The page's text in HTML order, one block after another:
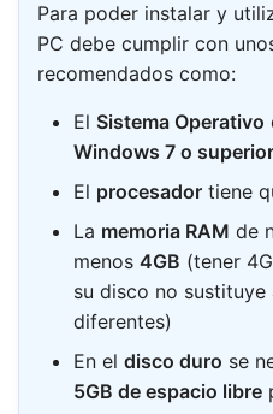
Para poder instalar y
PC debe cumplir con
recomendados como:
El Sistema Operativo
Windows 7 o superior
El procesador tiene
La memoria RAM de
menos 4GB (tener
su disco no sustituye
diferentes)
En el disco duro se
5GB de espacio libre